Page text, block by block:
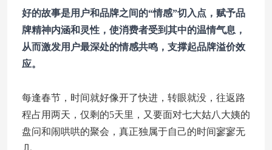
好的故事是用户和品牌之间的“情感”切入点，赋予品
牌精神内涵和灵性，使消费者受到其中的温情气息，
从而激发用户最深处的情感共鸣，支撑起品牌溢价效
应。
每逢春节，时间就好像开了快进，转眼就没，往返路
程占用两天，仅剩的5天里，又要面对七大姑八大姨的
盘问和闹哄哄的聚会，真正独属于自己的时间寥寥无